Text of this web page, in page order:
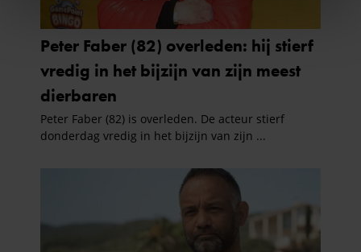
We gebruiken cookies om content en advertenties te
personaliseren, om functies voor social media te bieden
en om ons websiteverkeer te analyseren. Ook delen we
informatie over uw gebruik van onze site met onze
partners voor social media, adverteren en analyse. Deze
partners kunnen deze gegevens combineren met andere
informatie die u aan ze heeft verstrekt of die ze hebben
gaat akkoord met onze cookies als u onze website blijft